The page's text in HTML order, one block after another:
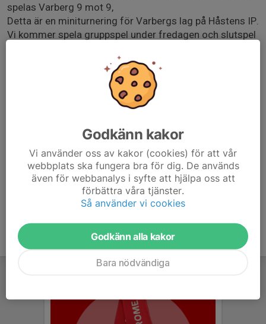
spelas Varberg 9 mot 9,
Detta är en miniturnering för Varbergs lag på Håstens IP.
Vi kommer spela gruppspel under fredagen och slutspel
Spelschema under fredagen finns under länken:
https://www.cup.tronningebk.se/spelschema
Måndagens spelschema beror på hur det går fredagen.
Vi skickar bara ut denna kallelse så om det är någon
kommentarsfältet 👍
Godkänn kakor
Vi använder oss av kakor (cookies) för att vår
webbplats ska fungera bra för dig. De används
även för webbanalys i syfte att hjälpa oss att
förbättra våra tjänster.
Så använder vi cookies
Godkänn alla kakor
Bara nödvändiga